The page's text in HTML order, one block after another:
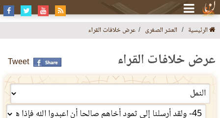
الرئيسية العشر الصغرى عرض خلافات القراء
عرض خلافات القراء Tweet